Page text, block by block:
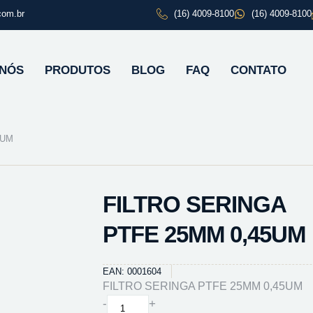
(16) 4009-8100 (16) 4009-8100
PRODUTOS BLOG FAQ CONTATO
FILTRO SERINGA
PTFE 25MM 0,45UM
EAN: 0001604
FILTRO SERINGA PTFE 25MM 0,45UM
-
FILTRO
+